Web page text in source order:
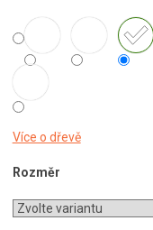
Více o dřevě
Rozměr